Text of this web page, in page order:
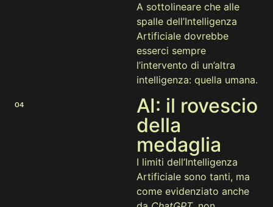
A sottolineare che alle
spalle dell’Intelligenza
Artificiale dovrebbe
esserci sempre
l’intervento di un’altra
intelligenza: quella umana.
04
AI: il rovescio
della
medaglia
I limiti dell’Intelligenza
Artificiale sono tanti, ma
come evidenziato anche